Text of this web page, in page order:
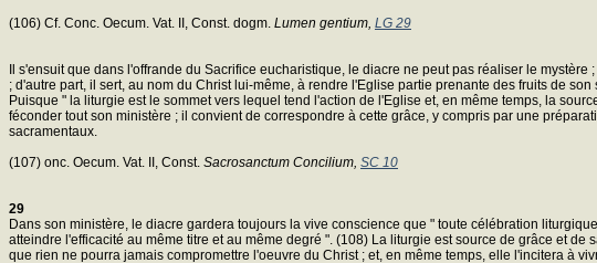
(106) Cf. Conc. Oecum. Vat. II, Const. dogm. Lumen gentium, LG 29
Il s'ensuit que dans l'offrande du Sacrifice eucharistique, le diacre ne peut pas réaliser le
; d'autre part, il sert, au nom du Christ lui-même, à rendre l'Eglise partie prenante des fruits de son
Puisque " la liturgie est le sommet vers lequel tend l'action de l'Eglise et, en même temps, la
féconder tout son ministère ; il convient de correspondre à cette grâce, y compris par une
sacramentaux.
(107) onc. Oecum. Vat. II, Const. Sacrosanctum Concilium, SC 10
29
Dans son ministère, le diacre gardera toujours la vive conscience que " toute célébration
atteindre l'efficacité au même titre et au même degré ". (108) La liturgie est source de grâce et
que rien ne pourra jamais compromettre l'oeuvre du Christ ; et, en même temps, elle l'incitera à